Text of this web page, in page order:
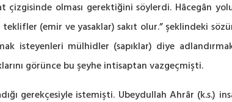
çizgisinde olması gerektiğini söylerdi. Hâcegân
(emir ve yasaklar) sakıt olur.” şeklindeki
isteyenleri mülhidler (sapıklar) diye
görünce bu şeyhe intisaptan vazgeçmişti.
gerekçesiyle istemişti. Ubeydullah Ahrâr (k.s.)